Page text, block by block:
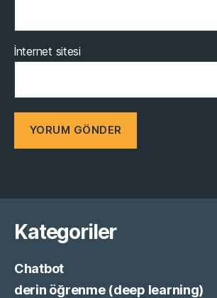
İnternet sitesi
Kategoriler
Chatbot
derin öğrenme (deep learning)